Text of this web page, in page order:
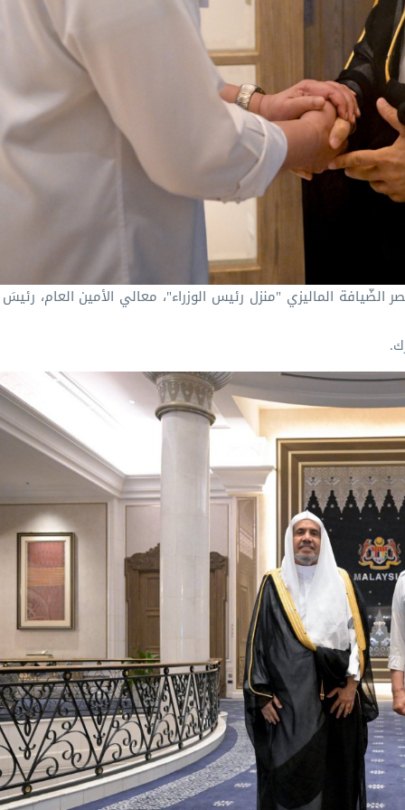
الضّيافة الماليزي "منزل رئيس الوزراء"، معالي الأمين العام،